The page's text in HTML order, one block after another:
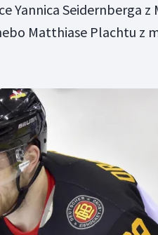
Yannica Seidernberga z
Matthiase Plachtu z